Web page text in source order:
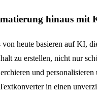
hinaus mit
von heute basieren auf KI,
zu erstellen, nicht nur
und
in einen